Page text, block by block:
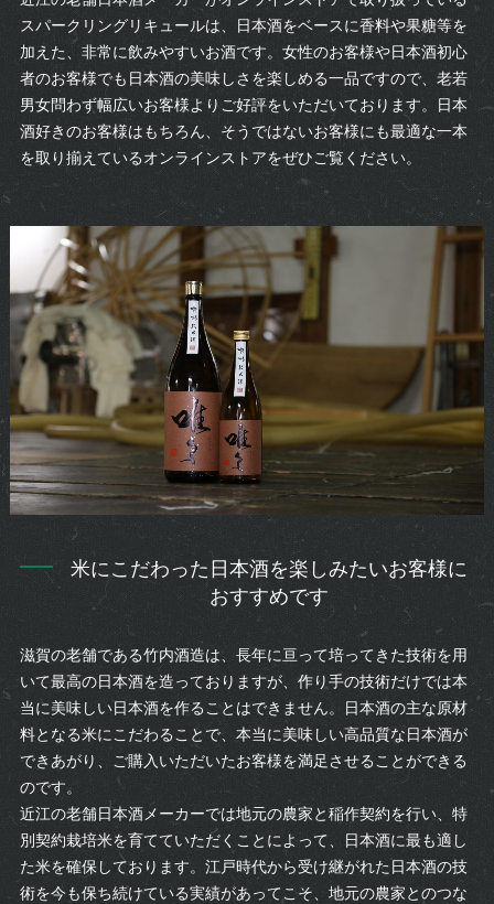
スパークリングリキュールは、日本酒をベースに香料や果糖等を
加えた、非常に飲みやすいお酒です。女性のお客様や日本酒初心
者のお客様でも日本酒の美味しさを楽しめる一品ですので、老若
男女問わず幅広いお客様よりご好評をいただいております。日本
酒好きのお客様はもちろん、そうではないお客様にも最適な一本
を取り揃えているオンラインストアをぜひご覧ください。
米にこだわった日本酒を楽しみたいお客様に
おすすめです
滋賀の老舗である竹内酒造は、長年に亘って培ってきた技術を用
いて最高の日本酒を造っておりますが、作り手の技術だけでは本
当に美味しい日本酒を作ることはできません。日本酒の主な原材
料となる米にこだわることで、本当に美味しい高品質な日本酒が
できあがり、ご購入いただいたお客様を満足させることができる
のです。
近江の老舗日本酒メーカーでは地元の農家と稲作契約を行い、特
別契約栽培米を育てていただくことによって、日本酒に最も適し
た米を確保しております。江戸時代から受け継がれた日本酒の技
術を今も保ち続けている実績があってこそ、地元の農家とのつな